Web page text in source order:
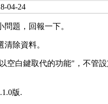
04-24
題，回報一下。
除資料。
空白鍵取代的功能"，不管
版.